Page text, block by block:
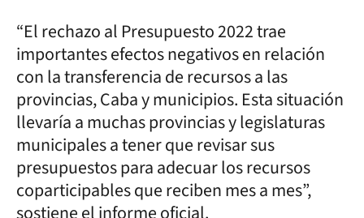
“El rechazo al Presupuesto 2022 trae
importantes efectos negativos en relación
con la transferencia de recursos a las
provincias, Caba y municipios. Esta situación
llevaría a muchas provincias y legislaturas
municipales a tener que revisar sus
presupuestos para adecuar los recursos
coparticipables que reciben mes a mes”,